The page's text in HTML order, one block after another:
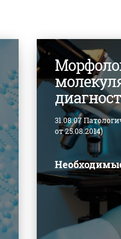
31.08.07
от 25.08.2014)